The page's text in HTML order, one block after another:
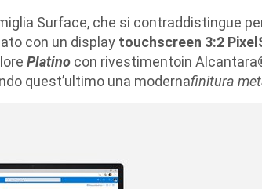
Surface, che si contraddistingue
con un display touchscreen 3:2
Platino con rivestimentoin
quest’ultimo una modernafinitura